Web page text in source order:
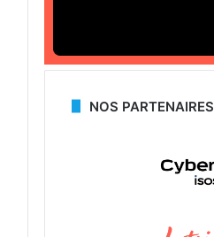
NOS PARTENAIRES